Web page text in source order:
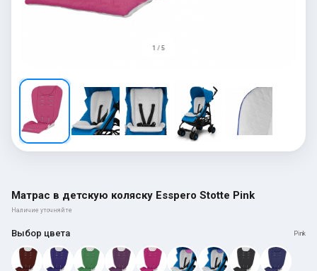
1 / 5
Матрас в детскую коляску Esspero Stotte Pink
Наличие уточняйте
Выбор цвета Pink